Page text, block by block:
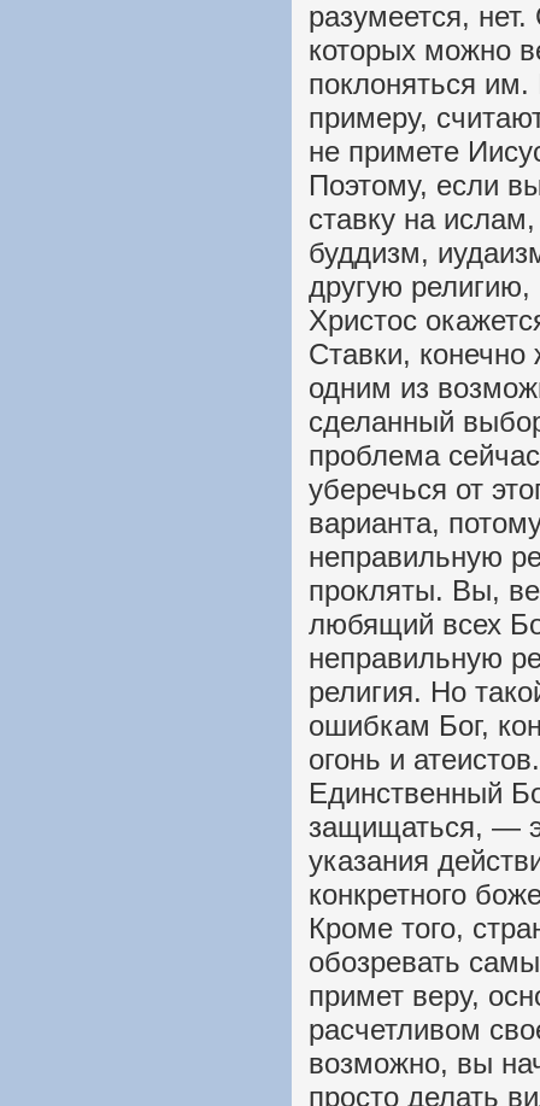
разумеется,
которых можно
поклоняться им.
примеру,
не примете
Поэтому, если
ставку на
буддизм,
другую религию,
Христос
Ставки,
одним из
сделанный
проблема
уберечься от
варианта,
неправильную
прокляты. Вы,
любящий всех
неправильную
религия. Но
ошибкам Бог,
огонь и атеистов.
Единственный
защищаться, —
указания
конкретного
Кроме того,
обозревать
примет веру,
расчетливом
возможно, вы
просто делать